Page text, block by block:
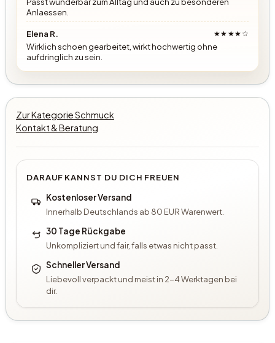
Anlaessen.
Elena R. ★★★★☆
Wirklich schoen gearbeitet, wirkt hochwertig ohne
aufdringlich zu sein.
Zur Kategorie Schmuck
Kontakt & Beratung
DARAUF KANNST DU DICH FREUEN
Kostenloser Versand
Innerhalb Deutschlands ab 80 EUR Warenwert.
30 Tage Rückgabe
Unkompliziert und fair, falls etwas nicht passt.
Schneller Versand
Liebevoll verpackt und meist in 2-4 Werktagen bei
dir.